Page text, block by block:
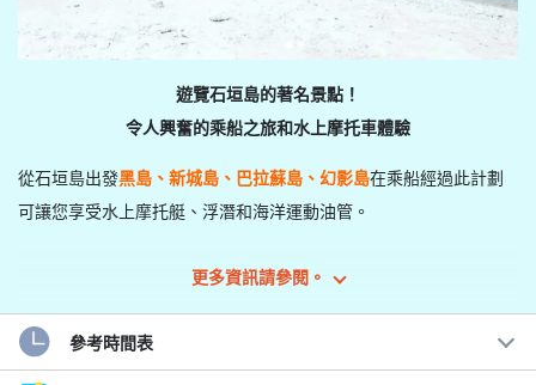
遊覽石垣島的著名景點！
令人興奮的乘船之旅和水上摩托車體驗
從石垣島出發黑島、新城島、巴拉蘇島、幻影島在乘船經過此計劃
可讓您享受水上摩托艇、浮潛和海洋運動油管。
↓ 點選此處，瞭解可輕鬆與您的時間表整合的半天課程。
更多資訊請參閱。
參考時間表